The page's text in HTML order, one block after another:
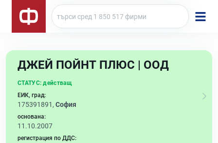
ДЖЕЙ ПОЙНТ ПЛЮС | ООД
СТАТУС: действащ
ЕИК, град:
175391891, София
основана:
11.10.2007
регистрация по ДДС: